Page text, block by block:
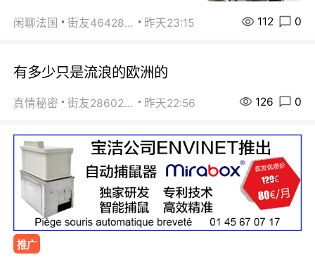
闲聊法国 街友46428878 昨天23:15 112 0
有多少只是流浪的欧洲的
真情秘密 街友28602925 昨天22:56 126 0
推广